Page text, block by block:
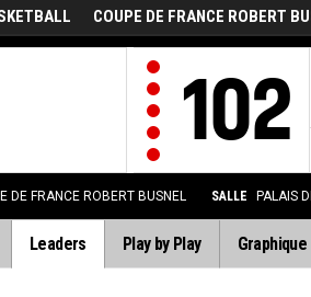
COUPE DE FRANCE ROBERT
102
DE FRANCE ROBERT BUSNEL SALLE PALAIS
Leaders Play by Play